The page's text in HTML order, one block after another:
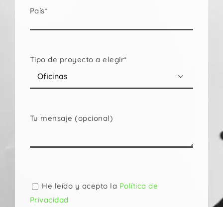
País*
Tipo de proyecto a elegir*

Tu mensaje (opcional)
deja
campo
He leído y acepto la Política de
Privacidad